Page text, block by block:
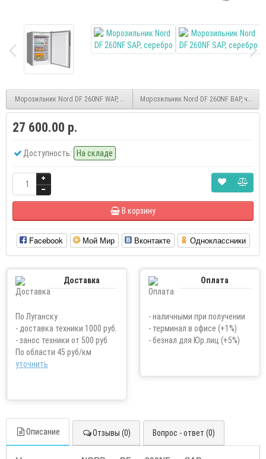
Морозильник Nord DF 260NF WAP, белый Морозильник Nord DF 260NF BAP,
27 600.00 р.
Доступность: На складе
В корзину
Facebook Мой Мир Вконтакте Одноклассники
Доставка
По Луганску
- доставка техники 1000 руб.
- занос техники от 500 руб
По области 45 руб/км
уточнить
Оплата
- наличными при получении
- терминал в офисе (+1%)
- безнал для Юр.лиц (+5%)
Описание Отзывы (0) Вопрос - ответ (0)